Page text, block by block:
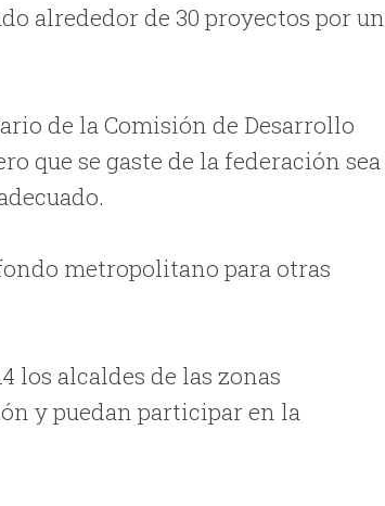
alrededor de 30 proyectos por un
de la Comisión de Desarrollo
que se gaste de la federación sea
metropolitano para otras
los alcaldes de las zonas
y puedan participar en la